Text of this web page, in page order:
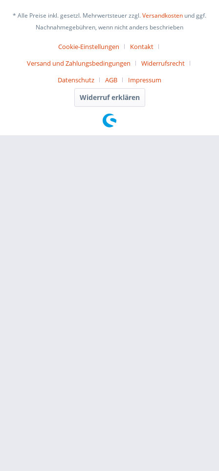
* Alle Preise inkl. gesetzl. Mehrwertsteuer zzgl.Versandkosten und ggf.
Nachnahmegebühren, wenn nicht anders beschrieben
Cookie-Einstellungen
Kontakt
Versand und Zahlungsbedingungen
Widerrufsrecht
Datenschutz
AGB Impressum
Widerruf erklären